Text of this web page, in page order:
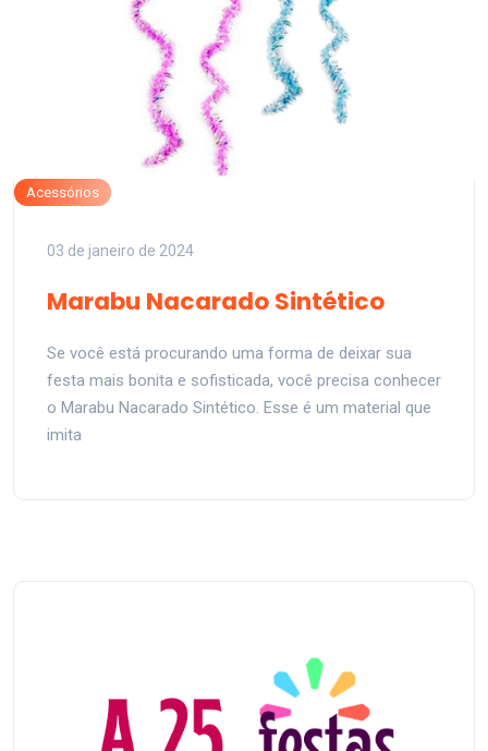
Acessórios
03 de janeiro de 2024
Marabu Nacarado Sintético
Se você está procurando uma forma de deixar sua
festa mais bonita e sofisticada, você precisa conhecer
o Marabu Nacarado Sintético. Esse é um material que
imita